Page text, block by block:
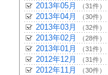
2013年05月 （31件）
2013年04月 （30件）
2013年03月 （32件）
2013年02月 （28件）
2013年01月 （31件）
2012年12月 （31件）
2012年11月 （30件）